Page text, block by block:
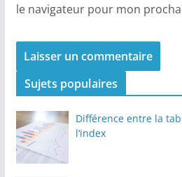
le navigateur pour mon
Sujets populaires
Différence entre la
l’index